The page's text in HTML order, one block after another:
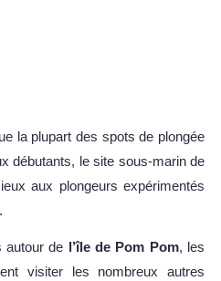
la plupart des spots de plongée
débutants, le site sous-marin de
aux plongeurs expérimentés
autour de l’île de Pom Pom, les
visiter les nombreux autres